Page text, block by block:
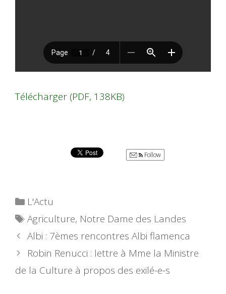
Télécharger (PDF, 138KB)
Follow
Catégories
L'Actu
Étiquettes
Agriculture, Notre Dame des Landes
Albi : 7èmes rencontres Albi flamenca
Robin Renucci : lettre à Mme la Ministre
de la Culture à propos des exilé-e-s